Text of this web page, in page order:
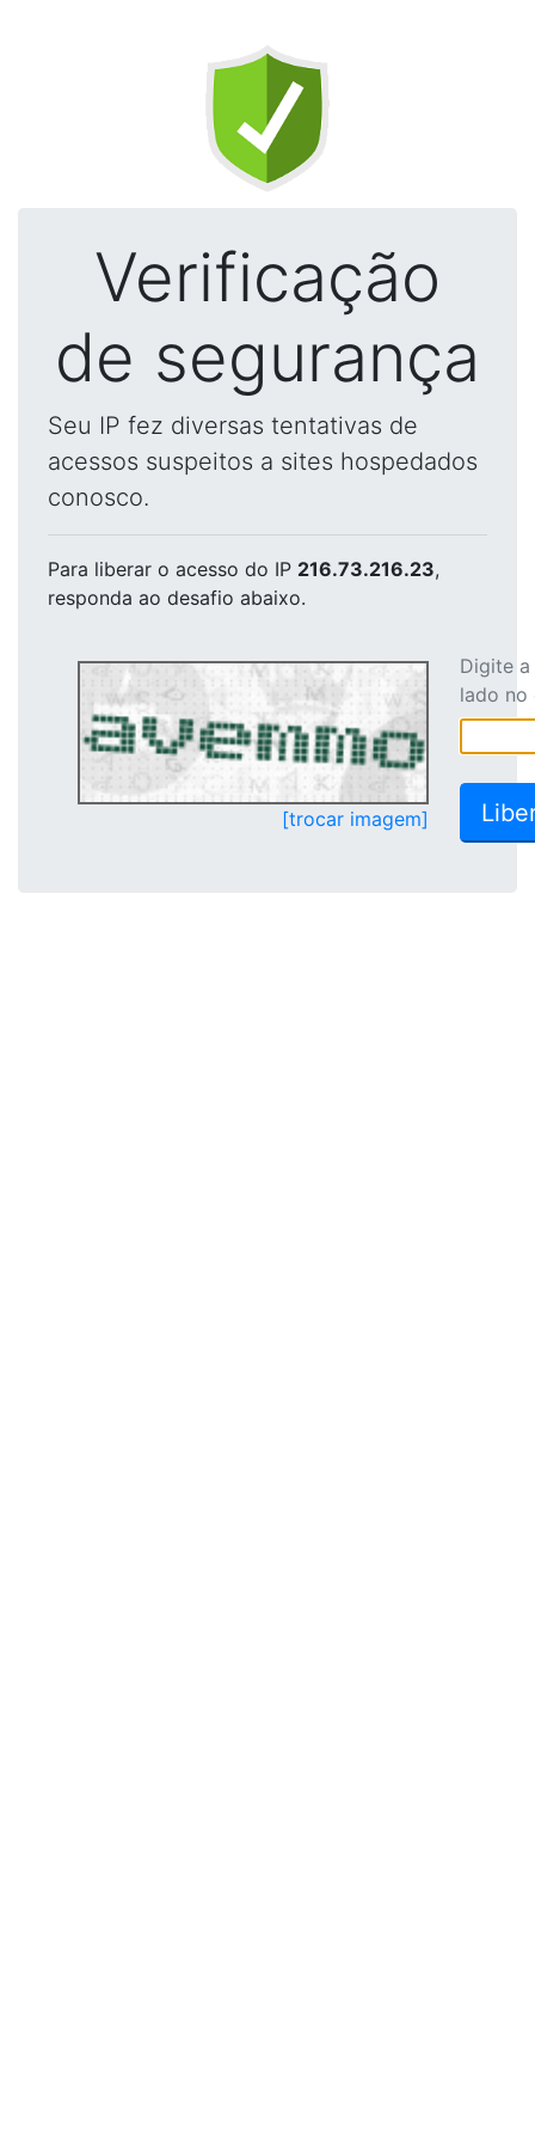
Verificação
de segurança
Seu IP fez diversas tentativas de
acessos suspeitos a sites hospedados
conosco.
Para liberar o acesso do IP 216.73.216.23,
responda ao desafio abaixo.
[trocar imagem]
Digite
lado no